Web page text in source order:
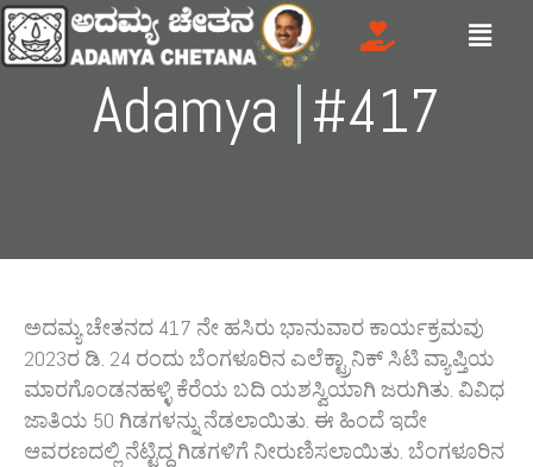
Skip
to
content
Menu
AdamyaGree|#417
ಅದಮ್ಯ ಚೇತನದ 417 ನೇ ಹಸಿರು ಭಾನುವಾರ ಕಾರ್ಯಕ್ರಮವು
2023ರ ಡಿ. 24 ರಂದು ಬೆಂಗಳೂರಿನ ಎಲೆಕ್ಟ್ರಾನಿಕ್‌ ಸಿಟಿ ವ್ಯಾಪ್ತಿಯ
ಮಾರಗೊಂಡನಹಳ್ಳಿ ಕೆರೆಯ ಬದಿ ಯಶಸ್ವಿಯಾಗಿ ಜರುಗಿತು. ವಿವಿಧ
ಜಾತಿಯ 50 ಗಿಡಗಳನ್ನು ನೆಡಲಾಯಿತು. ಈ ಹಿಂದೆ ಇದೇ
ಆವರಣದಲ್ಲಿ ನೆಟ್ಟಿದ್ದ ಗಿಡಗಳಿಗೆ ನೀರುಣಿಸಲಾಯಿತು. ಬೆಂಗಳೂರಿನ